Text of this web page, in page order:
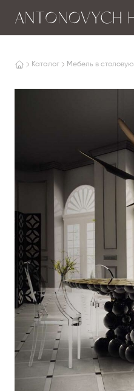
Каталог Мебель в столовую